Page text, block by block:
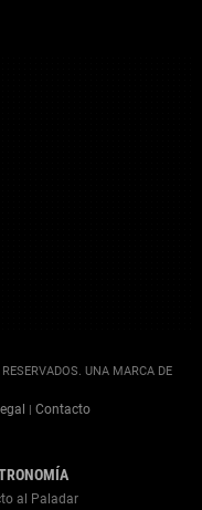
UNA MARCA DE
| Contacto
al Paladar